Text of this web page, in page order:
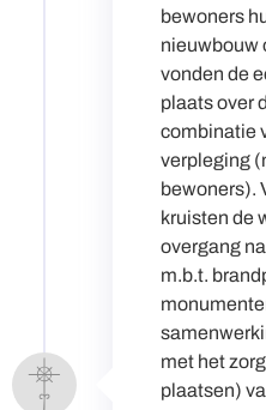
bewoners
nieuwbouw
vonden de
plaats over
combinatie
verpleging
bewoners).
kruisten de
overgang
m.b.t.
met het
plaatsen)